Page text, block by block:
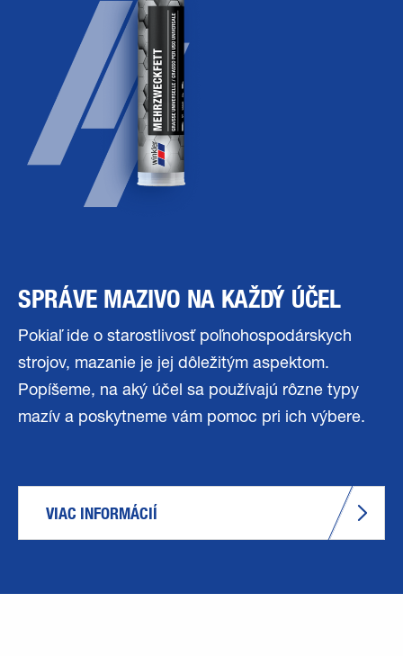
SPRÁVE MAZIVO NA KAŽDÝ ÚČEL
Pokiaľ ide o starostlivosť poľnohospodárskych
strojov, mazanie je jej dôležitým aspektom.
Popíšeme, na aký účel sa používajú rôzne typy
mazív a poskytneme vám pomoc pri ich výbere.
VIAC INFORMÁCIÍ